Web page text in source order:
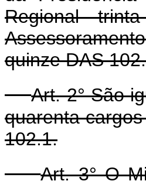
Regional
quinze DAS
Art. 2° São
quarenta
102.1.
Art. 3° O